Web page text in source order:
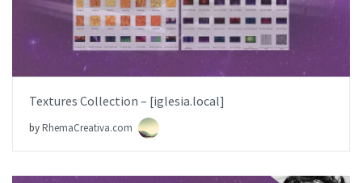
ITEM PRICE: $0.00
Textures Collection – [iglesia.local]
byRhemaCreativa.com